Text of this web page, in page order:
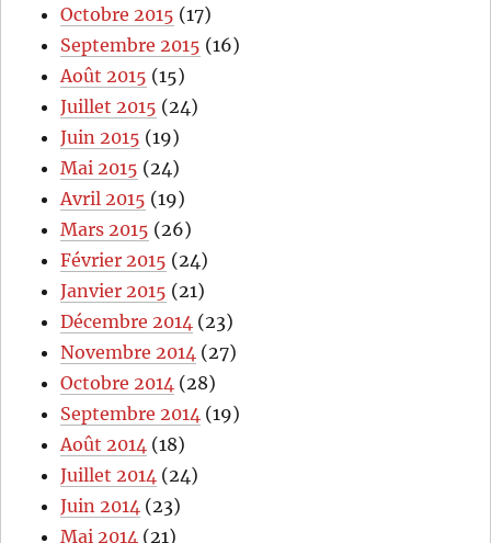
Octobre 2015 (17)
Septembre 2015 (16)
Août 2015 (15)
Juillet 2015 (24)
Juin 2015 (19)
Mai 2015 (24)
Avril 2015 (19)
Mars 2015 (26)
Février 2015 (24)
Janvier 2015 (21)
Décembre 2014 (23)
Novembre 2014 (27)
Octobre 2014 (28)
Septembre 2014 (19)
Août 2014 (18)
Juillet 2014 (24)
Juin 2014 (23)
Mai 2014 (21)